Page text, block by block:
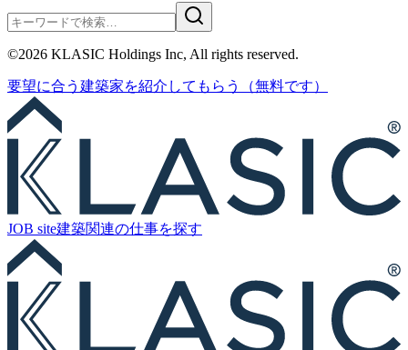
©2026 KLASIC Holdings Inc, All rights reserved.
要望に合う 建築家を紹介 してもらう （無料です）
JOB site建築関連の仕事を探す